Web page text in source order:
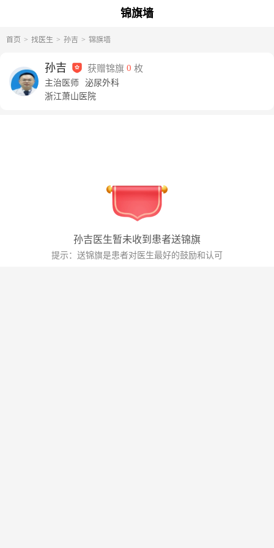
锦旗墙
首页 找医生 孙吉 锦旗墙
孙吉 获赠锦旗 0 枚
主治医师
泌尿外科
浙江萧山医院
孙吉 医生暂未收到患者送锦旗
提示：送锦旗是患者对医生最好的鼓励和认可